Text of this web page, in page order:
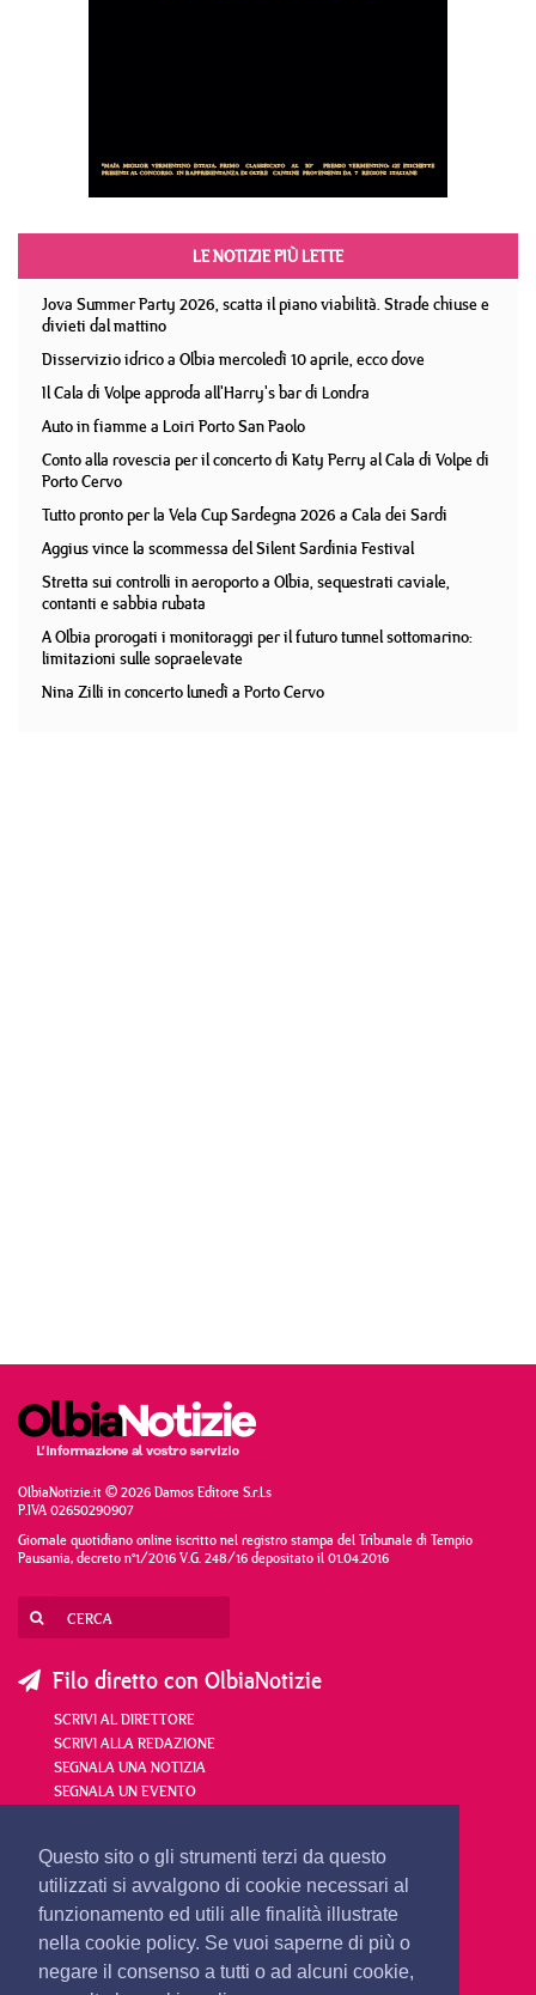
Questo sito o gli strumenti terzi da questo
utilizzati si avvalgono di cookie necessari al
funzionamento ed utili alle finalità illustrate
nella cookie policy. Se vuoi saperne di più o
negare il consenso a tutti o ad alcuni cookie,
LE NOTIZIE PIÙ LETTE
Jova Summer Party 2026, scatta il piano viabilità. Strade chiuse e
divieti dal mattino
Disservizio idrico a Olbia mercoledì 10 aprile, ecco dove
Il Cala di Volpe approda all'Harry's bar di Londra
Auto in fiamme a Loiri Porto San Paolo
Conto alla rovescia per il concerto di Katy Perry al Cala di Volpe di
Porto Cervo
Tutto pronto per la Vela Cup Sardegna 2026 a Cala dei Sardi
Aggius vince la scommessa del Silent Sardinia Festival
Stretta sui controlli in aeroporto a Olbia, sequestrati caviale,
contanti e sabbia rubata
A Olbia prorogati i monitoraggi per il futuro tunnel sottomarino:
limitazioni sulle sopraelevate
Nina Zilli in concerto lunedì a Porto Cervo
OlbiaNotizie.it © 2026 Damos Editore S.r.l.s
P.IVA 02650290907
Giornale quotidiano online iscritto nel registro stampa del Tribunale di Tempio
Pausania, decreto n°1/2016 V.G. 248/16 depositato il 01.04.2016
Filo diretto con OlbiaNotizie
SCRIVI AL DIRETTORE
SCRIVI ALLA REDAZIONE
SEGNALA UNA NOTIZIA
SEGNALA UN EVENTO
redazione@olbianotizie.it